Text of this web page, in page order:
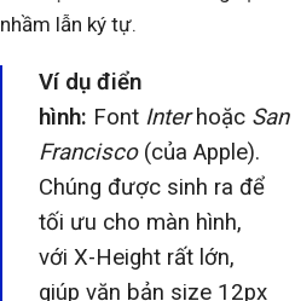
nhầm lẫn ký tự.
Ví dụ điển
hình: Font Interhoặc San
Francisco(của Apple).
Chúng được sinh ra để
tối ưu cho màn hình,
với X-Height rất lớn,
giúp văn bản size 12px